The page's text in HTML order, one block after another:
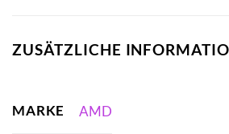
ZUSÄTZLICHE
MARKE AMD